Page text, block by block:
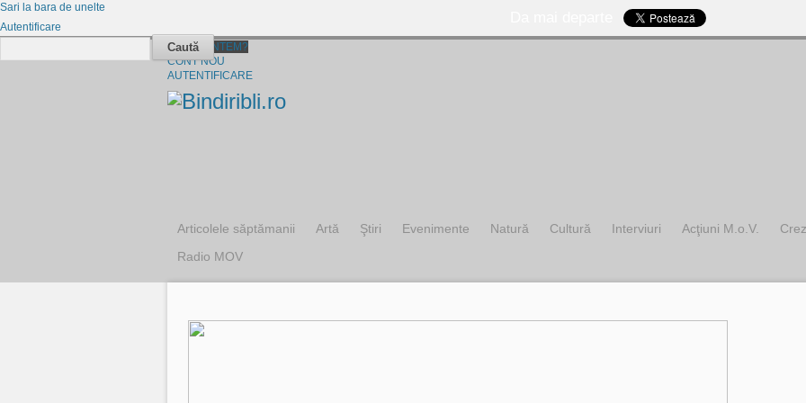
CINE SUNTEM?
CONT NOU
AUTENTIFICARE
Articolele săptămanii Artă Ştiri Evenimente Natură Cultură Interviuri Acţiuni M.o.V. Crez
Radio MOV
Sari la bara de unelte
Autentificare
Caută